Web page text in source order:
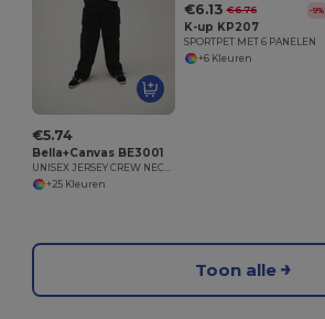
€5.74
Bella+Canvas BE3001
UNISEX JERSEY CREW NECK T-SHIRT
+25 Kleuren
€6.13 €6.76 -9%
K-up KP207
SPORTPET MET 6 PANELEN
+6 Kleuren
Toon alle